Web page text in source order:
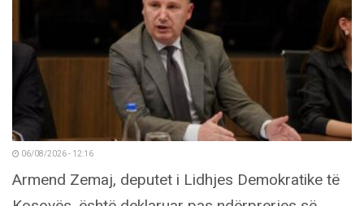
06/08/2026 - 12:16
Armend Zemaj, deputet i Lidhjes Demokratike të